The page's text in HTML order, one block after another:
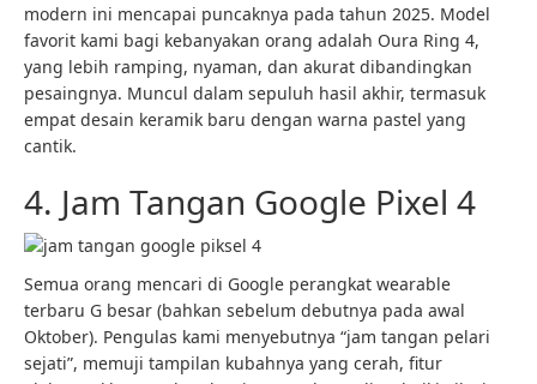
modern ini mencapai puncaknya pada tahun 2025. Model
favorit kami bagi kebanyakan orang adalah Oura Ring 4,
yang lebih ramping, nyaman, dan akurat dibandingkan
pesaingnya. Muncul dalam sepuluh hasil akhir, termasuk
empat desain keramik baru dengan warna pastel yang
cantik.
4. Jam Tangan Google Pixel 4
Semua orang mencari di Google perangkat wearable
terbaru G besar (bahkan sebelum debutnya pada awal
Oktober). Pengulas kami menyebutnya “jam tangan pelari
sejati”, memuji tampilan kubahnya yang cerah, fitur